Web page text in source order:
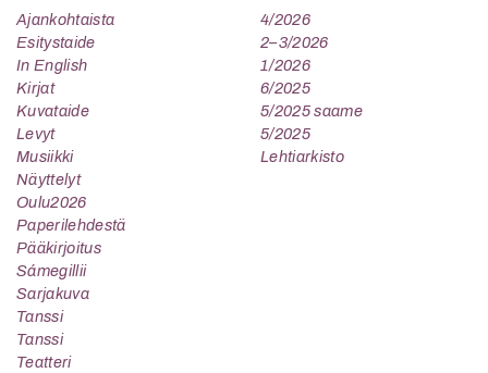
Ajankohtaista
Esitystaide
In English
Kirjat
Kuvataide
Levyt
Musiikki
Näyttelyt
Oulu2026
Paperilehdestä
Pääkirjoitus
Sámegillii
Sarjakuva
Tanssi
Tanssi
Teatteri
4/2026
2–3/2026
1/2026
6/2025
5/2025 saame
5/2025
Lehtiarkisto